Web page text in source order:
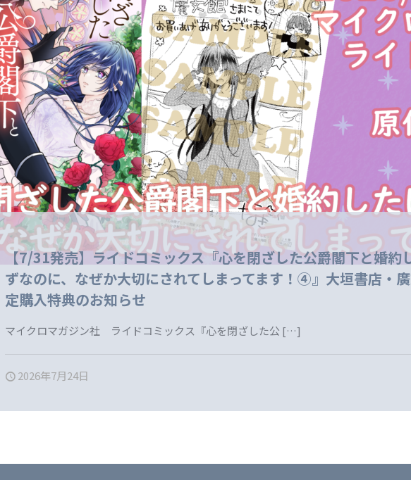
【7/31発売】ライドコミックス『心を閉ざした公爵閣下と婚約
ずなのに、なぜか大切にされてしまってます！④』大垣書店・
定購入特典のお知らせ
マイクロマガジン社 ライドコミックス『心を閉ざした公 […]
2026年7月24日